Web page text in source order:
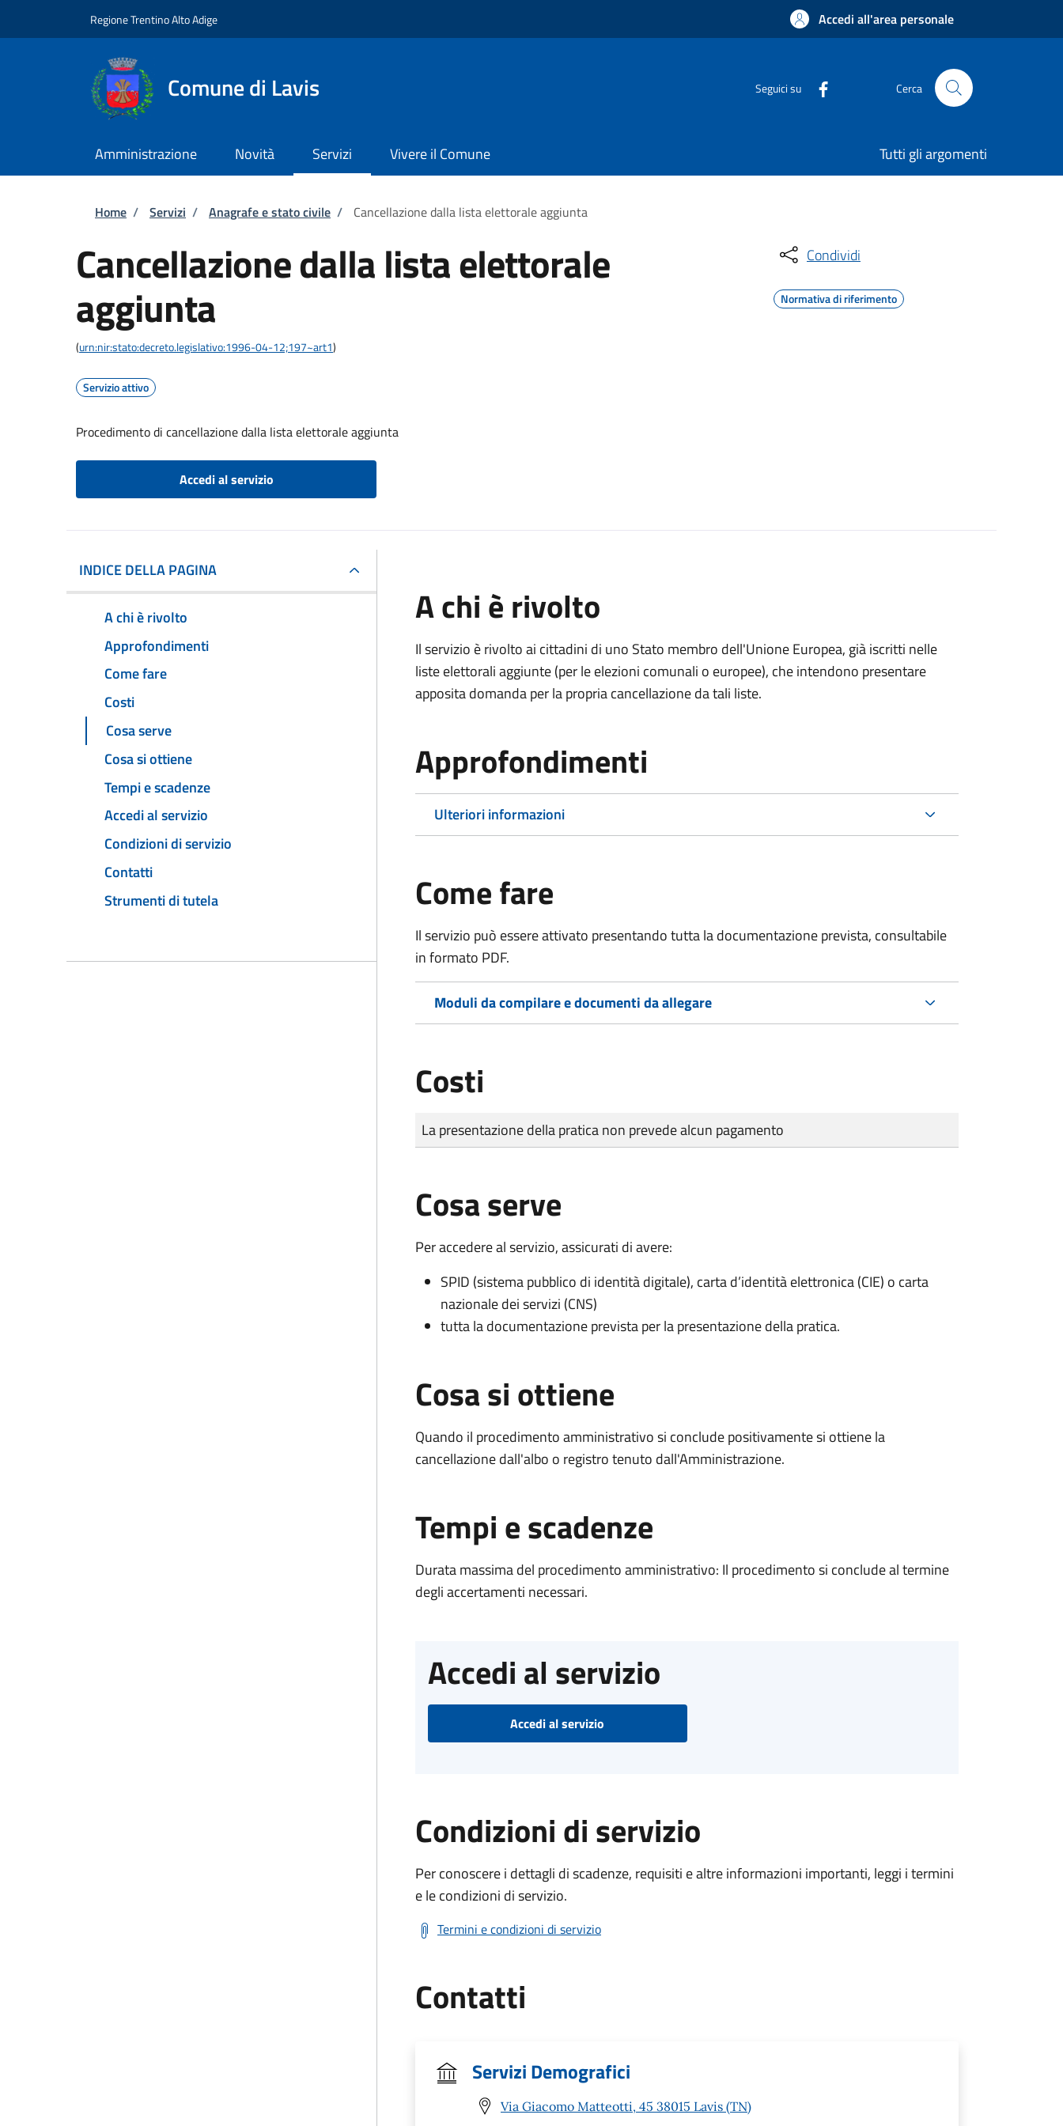
Regione Trentino Alto Adige Accedi all'area personale
Comune di Lavis Seguici su Cerca
Amministrazione Novità Servizi Vivere il Comune Tutti gli argomenti
Briciole di pane
Home / Servizi / Anagrafe e stato civile / Cancellazione dalla lista elettorale aggiunta
Cancellazione dalla lista elettorale
aggiunta
(urn:nir:stato:decreto.legislativo:1996-04-12;197~art1)
Servizio attivo
Procedimento di cancellazione dalla lista elettorale aggiunta
Accedi al servizio
Condividi
Normativa di riferimento
INDICE DELLA PAGINA
A chi è rivolto
Approfondimenti
Come fare
Costi
Cosa serve
Cosa si ottiene
Tempi e scadenze
Accedi al servizio
Condizioni di servizio
Contatti
Strumenti di tutela
A chi è rivolto
Il servizio è rivolto ai cittadini di uno Stato membro dell'Unione Europea, già iscritti nelle
liste elettorali aggiunte (per le elezioni comunali o europee), che intendono presentare
apposita domanda per la propria cancellazione da tali liste.
Approfondimenti
Ulteriori informazioni
Come fare
Il servizio può essere attivato presentando tutta la documentazione prevista, consultabile
in formato PDF.
Moduli da compilare e documenti da allegare
Costi
Tipo di pagamento
Importo
La presentazione della pratica non prevede alcun pagamento
Cosa serve
Per accedere al servizio, assicurati di avere:
SPID (sistema pubblico di identità digitale), carta d’identità elettronica (CIE) o carta
nazionale dei servizi (CNS)
tutta la documentazione prevista per la presentazione della pratica.
Cosa si ottiene
Quando il procedimento amministrativo si conclude positivamente si ottiene la
cancellazione dall'albo o registro tenuto dall'Amministrazione.
Tempi e scadenze
Durata massima del procedimento amministrativo: Il procedimento si conclude al termine
degli accertamenti necessari.
Accedi al servizio
Accedi al servizio
Condizioni di servizio
Per conoscere i dettagli di scadenze, requisiti e altre informazioni importanti, leggi i termini
e le condizioni di servizio.
Termini e condizioni di servizio
Contatti
Servizi Demografici
Via Giacomo Matteotti, 45 38015 Lavis (TN)